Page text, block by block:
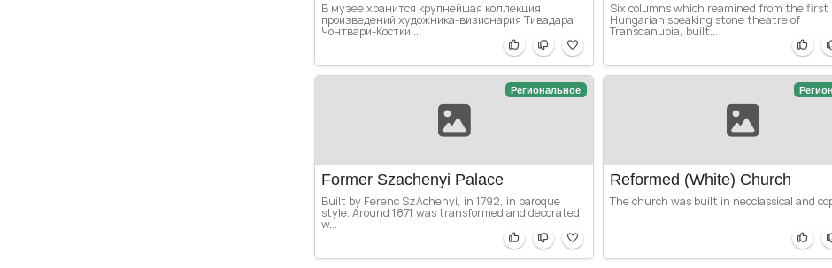
В музее хранится крупнейшая коллекция
произведений художника-визионария Тивадара
Чонтвари-Костки ...
Six columns which reamined from the first
Hungarian speaking stone theatre of
Transdanubia, built...
Региональное
Former Szachenyi Palace
Built by Ferenc SzAchenyi, in 1792, in baroque
style. Around 1871 was transformed and decorated
w...
Reformed (White) Church
The church was built in neoclassical and